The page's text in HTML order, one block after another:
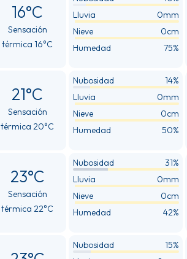
16°C
Sensación
térmica 16°C
Lluvia
0mm
Nieve
0cm
Humedad
75%
21°C
Sensación
térmica 20°C
Nubosidad
14%
Lluvia
0mm
Nieve
0cm
Humedad
50%
23°C
Sensación
térmica 22°C
Nubosidad
31%
Lluvia
0mm
Nieve
0cm
Humedad
42%
Nubosidad
15%